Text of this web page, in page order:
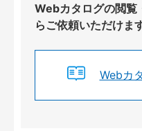
Webカタログの閲覧
らご依頼いただけます
Webカ